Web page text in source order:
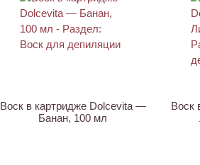
Воск в картридже Dolcevita —
Банан, 100 мл
Воск